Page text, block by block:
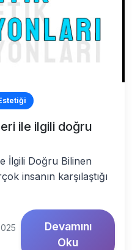
ile ilgili doğru
İlgili Doğru Bilinen
insanın karşılaştığı
Devamını
Oku